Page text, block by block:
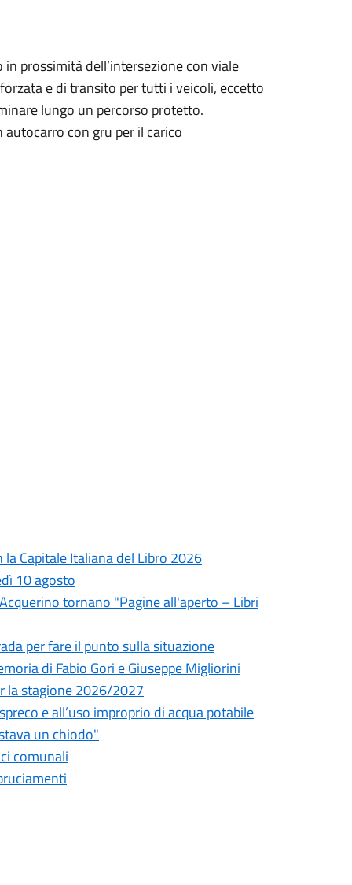
prossimità dell’intersezione con viale
e di transito per tutti i veicoli, eccetto
lungo un percorso protetto.
con gru per il carico
Capitale Italiana del Libro 2026
10 agosto
tornano "Pagine all'aperto – Libri
per fare il punto sulla situazione
di Fabio Gori e Giuseppe Migliorini
la stagione 2026/2027
e all’uso improprio di acqua potabile
un chiodo"
comunali